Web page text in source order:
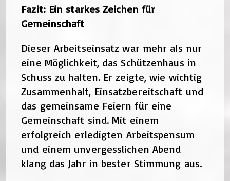
Fazit: Ein starkes Zeichen für
Gemeinschaft
Dieser Arbeitseinsatz war mehr als nur
eine Möglichkeit, das Schützenhaus in
Schuss zu halten. Er zeigte, wie wichtig
Zusammenhalt, Einsatzbereitschaft und
das gemeinsame Feiern für eine
Gemeinschaft sind. Mit einem
erfolgreich erledigten Arbeitspensum
und einem unvergesslichen Abend
klang das Jahr in bester Stimmung aus.